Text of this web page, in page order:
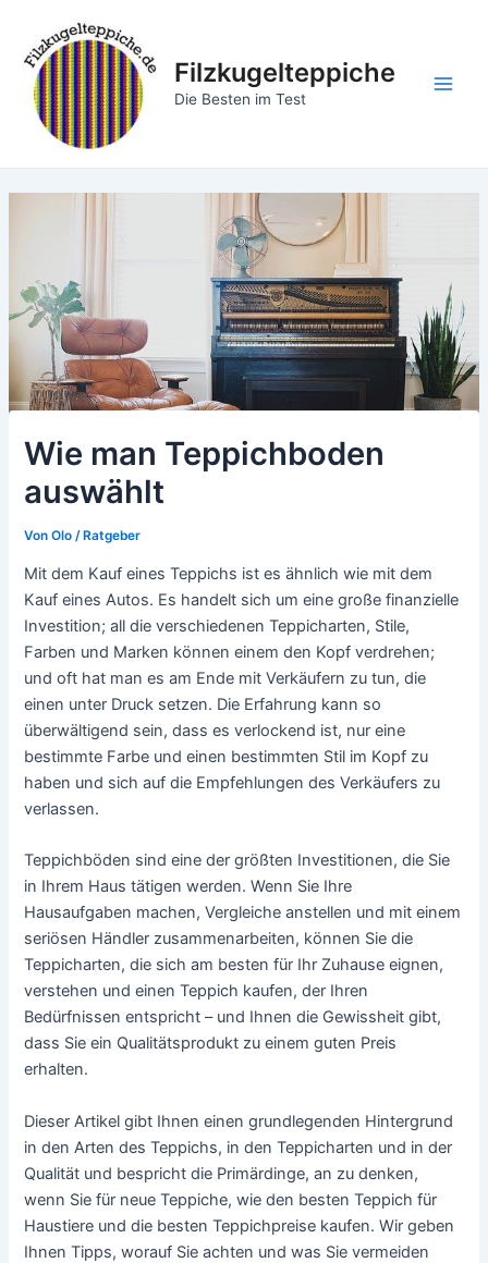
springen
Filzkugelteppiche
Die Besten im Test
Wie man Teppichboden
auswählt
VonOlo /Ratgeber
Mit dem Kauf eines Teppichs ist es ähnlich wie mit dem
Kauf eines Autos. Es handelt sich um eine große finanzielle
Investition; all die verschiedenen Teppicharten, Stile,
Farben und Marken können einem den Kopf verdrehen;
und oft hat man es am Ende mit Verkäufern zu tun, die
einen unter Druck setzen. Die Erfahrung kann so
überwältigend sein, dass es verlockend ist, nur eine
bestimmte Farbe und einen bestimmten Stil im Kopf zu
haben und sich auf die Empfehlungen des Verkäufers zu
verlassen.
Teppichböden sind eine der größten Investitionen, die Sie
in Ihrem Haus tätigen werden. Wenn Sie Ihre
Hausaufgaben machen, Vergleiche anstellen und mit einem
seriösen Händler zusammenarbeiten, können Sie die
Teppicharten, die sich am besten für Ihr Zuhause eignen,
verstehen und einen Teppich kaufen, der Ihren
Bedürfnissen entspricht – und Ihnen die Gewissheit gibt,
dass Sie ein Qualitätsprodukt zu einem guten Preis
erhalten.
Dieser Artikel gibt Ihnen einen grundlegenden Hintergrund
in den Arten des Teppichs, in den Teppicharten und in der
Qualität und bespricht die Primärdinge, an zu denken,
wenn Sie für neue Teppiche, wie den besten Teppich für
Haustiere und die besten Teppichpreise kaufen. Wir geben
Ihnen Tipps, worauf Sie achten und was Sie vermeiden